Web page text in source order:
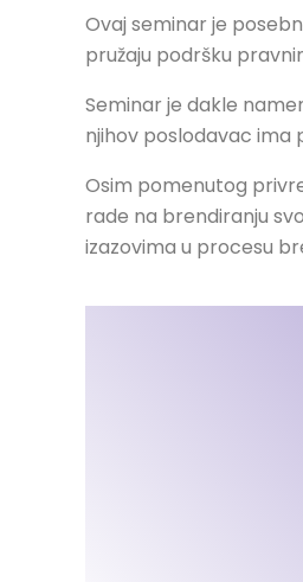
Ovaj seminar je
pružaju podršku
Seminar je dakle
njihov poslodavac ima
Osim pomenutog
rade na brendiranju
izazovima u procesu